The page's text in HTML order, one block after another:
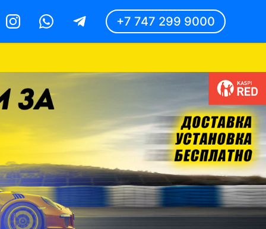
InstagramWhatsappTelegram +7 747 299 9000